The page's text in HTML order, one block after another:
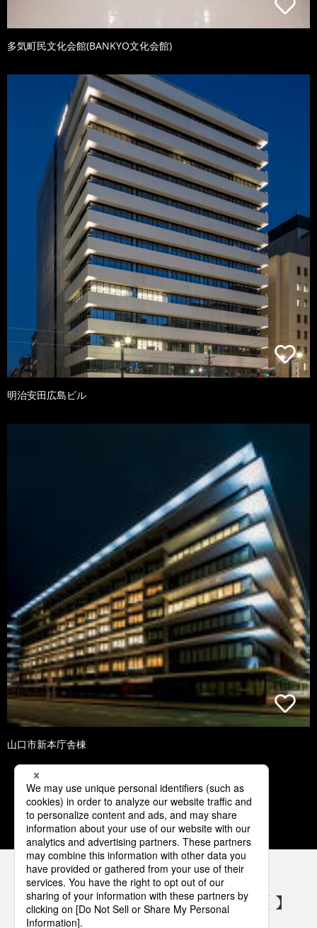
多気町民文化会館(BANKYO文化会館)
明治安田広島ビル
山口市新本庁舎棟
1 2 3 4 5
パナソニックの電気設備 SNSアカウント